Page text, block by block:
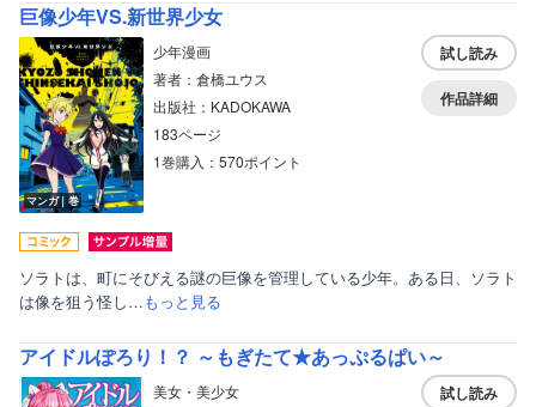
巨像少年VS.新世界少女
マンガ｜巻
少年漫画
著者：倉橋ユウス
出版社：KADOKAWA
183ページ
1巻購入：570ポイント
試し読み
作品詳細
ソラトは、町にそびえる謎の巨像を管理している少年。ある日、ソラト
は像を狙う怪し…もっと見る
アイドルぽろり！？ ～もぎたて★あっぷるぱい～
美女・美少女
試し読み